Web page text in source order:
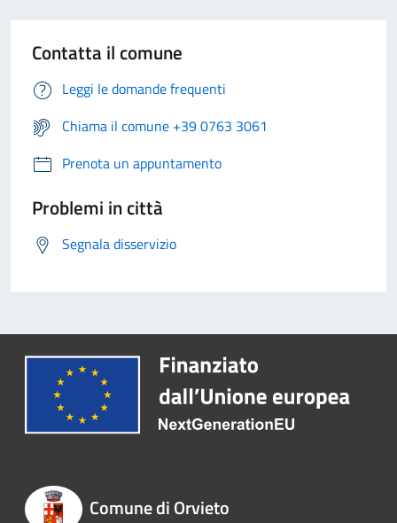
Contatta il comune
Leggi le domande frequenti
Chiama il comune +39 0763 3061
Prenota un appuntamento
Problemi in città
Segnala disservizio
Comune di Orvieto